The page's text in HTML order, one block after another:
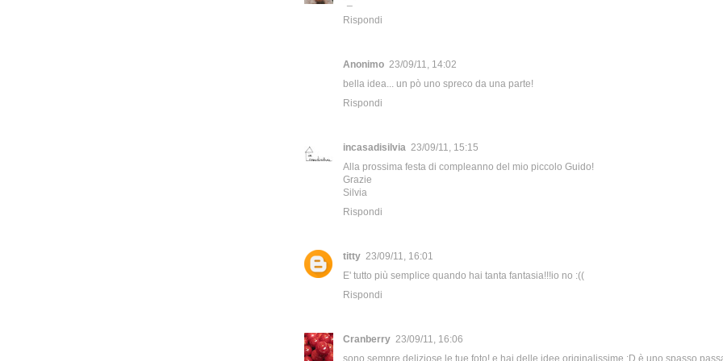
Rispondi
Anonimo 23/09/11, 14:02
bella idea... un pò uno spreco da una parte!
Rispondi
incasadisilvia 23/09/11, 15:15
Alla prossima festa di compleanno del mio piccolo Guido!
Grazie
Silvia
Rispondi
titty 23/09/11, 16:01
E' tutto più semplice quando hai tanta fantasia!!!io no :((
Rispondi
Cranberry 23/09/11, 16:06
sono sempre deliziose le tue foto! e hai delle idee originalissime :D è uno spasso